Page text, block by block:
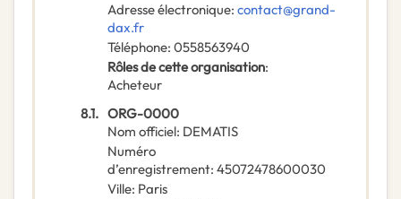
Adresse électronique: contact@grand-
dax.fr
Téléphone: 0558563940
Rôles de cette organisation:
Acheteur
8.1. ORG-0000
Nom officiel: DEMATIS
Numéro
d’enregistrement: 45072478600030
Ville: Paris